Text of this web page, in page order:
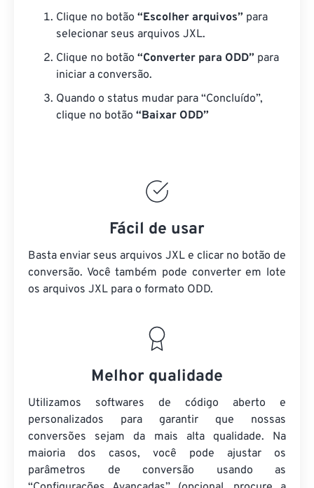
Clique no botão “Escolher arquivos” para
selecionar seus arquivos JXL.
Clique no botão “Converter para ODD” para
iniciar a conversão.
Quando o status mudar para “Concluído”,
clique no botão “Baixar ODD”
Fácil de usar
Basta enviar seus arquivos JXL e clicar no botão de
conversão. Você também pode converter em lote
os arquivos JXL para o formato ODD.
Melhor qualidade
Utilizamos softwares de código aberto e
personalizados para garantir que nossas
conversões sejam da mais alta qualidade. Na
maioria dos casos, você pode ajustar os
parâmetros de conversão usando as